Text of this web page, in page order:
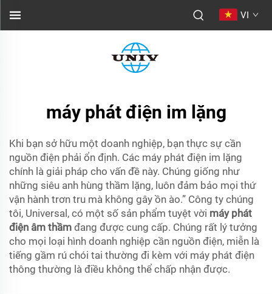
VI
máy phát điện im lặng
Khi bạn sở hữu một doanh nghiệp, bạn thực sự cần
nguồn điện phải ổn định. Các máy phát điện im lặng
chính là giải pháp cho vấn đề này. Chúng giống như
những siêu anh hùng thầm lặng, luôn đảm bảo mọi thứ
vận hành trơn tru mà không gây ồn ào.” Công ty chúng
tôi, Universal, có một số sản phẩm tuyệt vời máy phát
điện âm thầm đang được cung cấp. Chúng rất lý tưởng
cho mọi loại hình doanh nghiệp cần nguồn điện, miễn là
tiếng gầm rú chói tai thường đi kèm với máy phát điện
thông thường là điều không thể chấp nhận được.